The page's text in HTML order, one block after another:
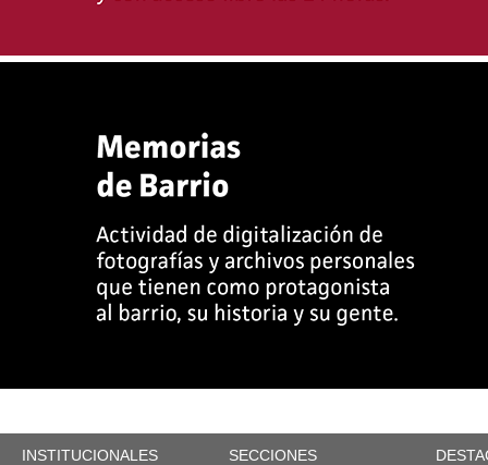
INSTITUCIONALES SECCIONES